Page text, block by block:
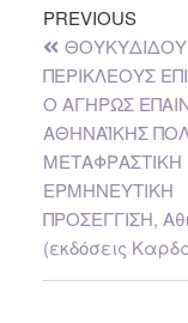
PREVIOUS
ΘΟΥΚΥΔΙΔΟΥ
ΠΕΡΙΚΛΕΟΥΣ
Ο ΑΓΗΡΩΣ
ΑΘΗΝΑΪΚΗΣ
ΜΕΤΑΦΡΑΣΤΙΚΗ
ΕΡΜΗΝΕΥΤΙΚΗ
ΠΡΟΣΕΓΓΙΣΗ,
(εκδόσεις